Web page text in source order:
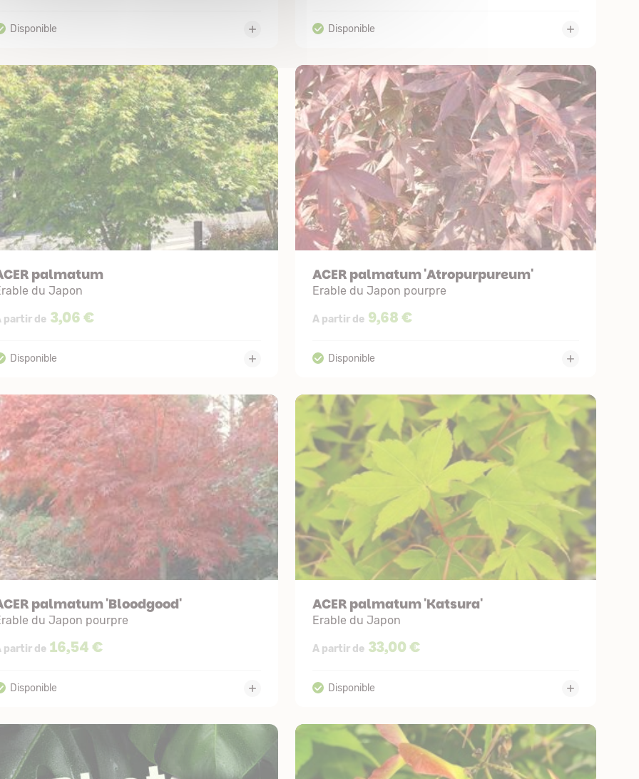
palmatum
du Japon
partir de 3,06 €
ACER palmatum 'Atropurpureum'
Erable du Japon pourpre
A partir de 9,68 €
palmatum 'Bloodgood'
du Japon pourpre
partir de 16,54 €
ACER palmatum 'Katsura'
Erable du Japon
A partir de 33,00 €